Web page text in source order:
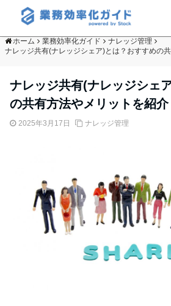
ホーム 業務効率化ガイド
ナレッジ管理
ナレッジ共有(ナレッジシェア)とは？おすすめの
ナレッジ共有(ナレッジシェ
の共有方法やメリットを紹介
2025年3月17日 ナレッジ管理